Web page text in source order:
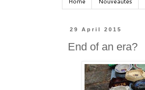
29 April 2015
End of an era?